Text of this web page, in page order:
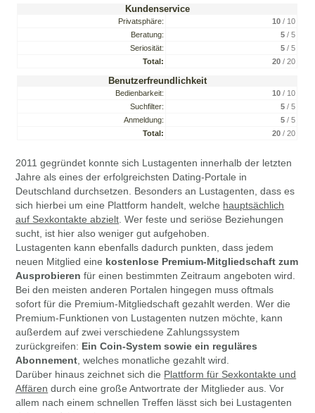
Kundenservice
Privatsphäre: 10 / 10
Beratung:
5 / 5
Seriosität:
5 / 5
Total:
20 / 20
Benutzerfreundlichkeit
Bedienbarkeit: 10 / 10
Suchfilter:
5 / 5
Anmeldung:
5 / 5
Total:
20 / 20
2011 gegründet konnte sich Lustagenten innerhalb der letzten
Jahre als eines der erfolgreichsten Dating-Portale in
Deutschland durchsetzen. Besonders an Lustagenten, dass es
sich hierbei um eine Plattform handelt, welche hauptsächlich
auf Sexkontakte abzielt . Wer feste und seriöse Beziehungen
sucht, ist hier also weniger gut aufgehoben.
Lustagenten kann ebenfalls dadurch punkten, dass jedem
neuen Mitglied eine kostenlose Premium-Mitgliedschaft zum
Ausprobieren für einen bestimmten Zeitraum angeboten wird.
Bei den meisten anderen Portalen hingegen muss oftmals
sofort für die Premium-Mitgliedschaft gezahlt werden. Wer die
Premium-Funktionen von Lustagenten nutzen möchte, kann
außerdem auf zwei verschiedene Zahlungssystem
zurückgreifen: Ein Coin-System sowie ein reguläres
Abonnement , welches monatliche gezahlt wird.
Darüber hinaus zeichnet sich die Plattform für Sexkontakte und
Affären durch eine große Antwortrate der Mitglieder aus. Vor
allem nach einem schnellen Treffen lässt sich bei Lustagenten